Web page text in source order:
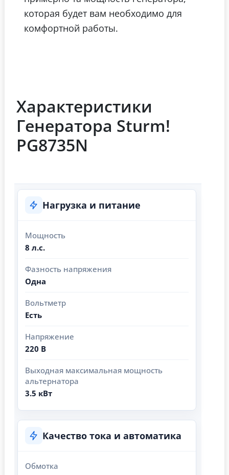
которая будет вам необходимо для
комфортной работы.
Характеристики
Генератора Sturm!
PG8735N
Нагрузка и питание
Мощность
8 л.с.
Фазность напряжения
Одна
Вольтметр
Есть
Напряжение
220 В
Выходная максимальная мощность
альтернатора
3.5 кВт
Качество тока и автоматика
Обмотка